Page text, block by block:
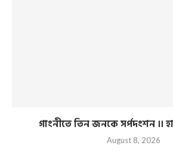
গাংনীতে তিন জনকে সর্পদংশন ।।
August 8, 2026